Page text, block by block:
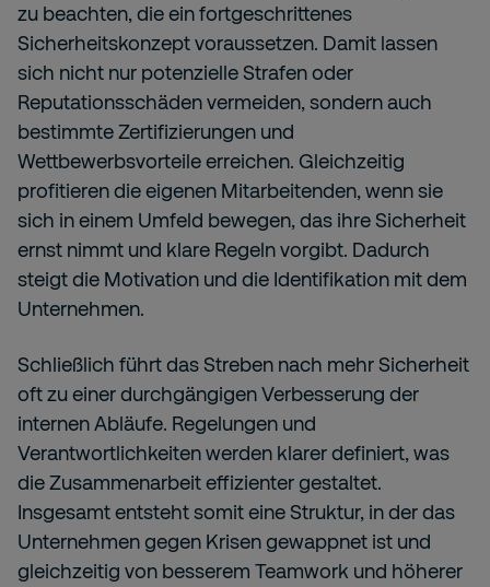
zu beachten, die ein fortgeschrittenes
Sicherheitskonzept voraussetzen. Damit lassen
sich nicht nur potenzielle Strafen oder
Reputationsschäden vermeiden, sondern auch
bestimmte Zertifizierungen und
Wettbewerbsvorteile erreichen. Gleichzeitig
profitieren die eigenen Mitarbeitenden, wenn sie
sich in einem Umfeld bewegen, das ihre Sicherheit
ernst nimmt und klare Regeln vorgibt. Dadurch
steigt die Motivation und die Identifikation mit dem
Unternehmen.
Schließlich führt das Streben nach mehr Sicherheit
oft zu einer durchgängigen Verbesserung der
internen Abläufe. Regelungen und
Verantwortlichkeiten werden klarer definiert, was
die Zusammenarbeit effizienter gestaltet.
Insgesamt entsteht somit eine Struktur, in der das
Unternehmen gegen Krisen gewappnet ist und
gleichzeitig von besserem Teamwork und höherer